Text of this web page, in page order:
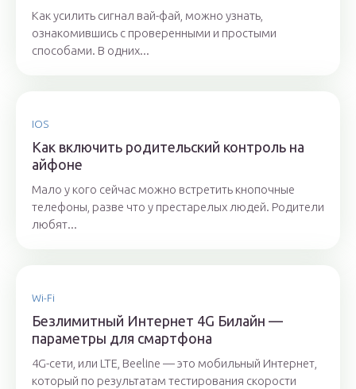
Как усилить сигнал вай-фай, можно узнать,
ознакомившись с проверенными и простыми
способами. В одних...
IOS
Как включить родительский контроль на
айфоне
Мало у кого сейчас можно встретить кнопочные
телефоны, разве что у престарелых людей. Родители
любят...
Wi-Fi
Безлимитный Интернет 4G Билайн —
параметры для смартфона
4G-сети, или LTE, Beeline — это мобильный Интернет,
который по результатам тестирования скорости